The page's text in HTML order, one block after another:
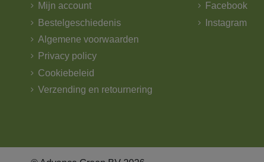
Mijn account
Bestelgeschiedenis
Algemene voorwaarden
Privacy policy
Cookiebeleid
Verzending en retournering
Facebook
Instagram